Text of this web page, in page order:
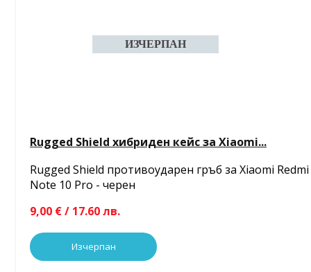
Rugged Shield хибриден кейс за Xiaomi...
Rugged Shield противоударен гръб за Xiaomi Redmi
Note 10 Pro - черен
9,00 € / 17.60 лв.
Изчерпан